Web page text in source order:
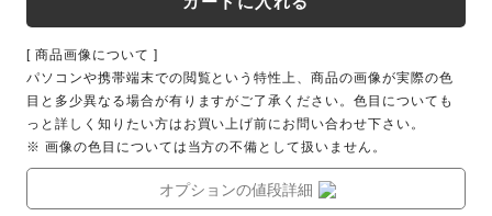
[ 商品画像について ]
パソコンや携帯端末での閲覧という特性上、商品の画像が実際の色
目と多少異なる場合が有りますがご了承ください。色目についても
っと詳しく知りたい方はお買い上げ前にお問い合わせ下さい。
※ 画像の色目については当方の不備として扱いません。
オプションの値段詳細